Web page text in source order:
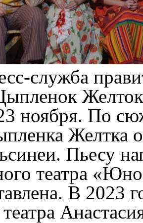
служба
ноября. По
Желтка
Пьесу
театра
В 2023